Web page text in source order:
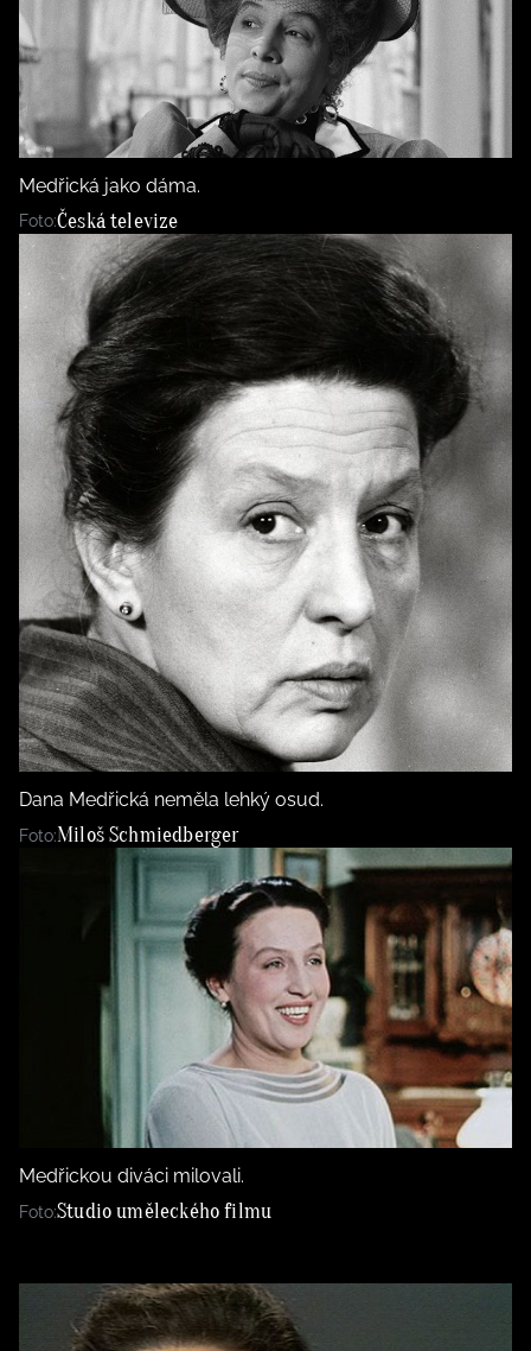
Medřická jako dáma.
Foto:Česká televize
Dana Medřická neměla lehký osud.
Foto:Miloš Schmiedberger
Medřickou diváci milovali.
Foto:Studio uměleckého filmu